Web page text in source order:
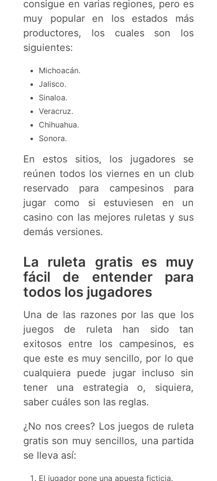
consigue en varias regiones, pero es
muy popular en los estados más
productores, los cuales son los
siguientes:
Michoacán.
Jalisco.
Sinaloa.
Veracruz.
Chihuahua.
Sonora.
En estos sitios, los jugadores se
reúnen todos los viernes en un club
reservado para campesinos para
jugar como si estuviesen en un
casino con las mejores ruletas y sus
demás versiones.
La ruleta gratis es muy
fácil de entender para
todos los jugadores
Una de las razones por las que los
juegos de ruleta han sido tan
exitosos entre los campesinos, es
que este es muy sencillo, por lo que
cualquiera puede jugar incluso sin
tener una estrategia o, siquiera,
saber cuáles son las reglas.
¿No nos crees? Los juegos de ruleta
gratis son muy sencillos, una partida
se lleva así:
El jugador pone una apuesta ficticia.